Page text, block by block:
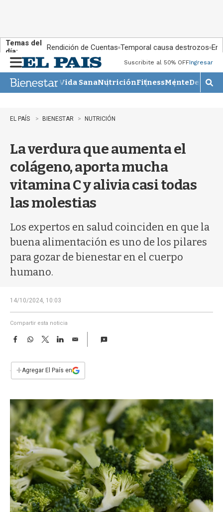
Temas del
día:
Rendición de Cuentas Temporal causa destrozos En
n
u
Suscribite al 50% OFFIngresar
Vida SanaNutriciónFitnessMente
M
o
EL PAÍS BIENESTAR NUTRICIÓN
La verdura que aumenta el
colágeno, aporta mucha
vitamina C y alivia casi todas
las molestias
Los expertos en salud coinciden en que la
buena alimentación es uno de los pilares
para gozar de bienestar en el cuerpo
humano.
14/10/2024, 10:03
Compartir esta noticia
F
e
b
W
s
p
T
w
t
L
n
E
i
l
+Agregar El País en